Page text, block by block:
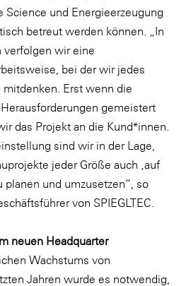
Österreich
Salzburg
Science und Energieerzeugung
betreut werden können. „In
verfolgen wir eine
bei der wir jedes
Erst wenn die
gemeistert
das Projekt an die Kund*innen.
sind wir in der Lage,
jeder Größe auch ‚auf
planen und umzusetzen“, so
von SPIEGLTEC.
neuen Headquarter
Wachstums von
Jahren wurde es notwendig,